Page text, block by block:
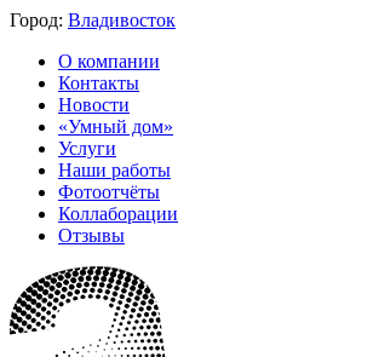
Город: Владивосток
О компании
Контакты
Новости
«Умный дом»
Услуги
Наши работы
Фотоотчёты
Коллаборации
Отзывы